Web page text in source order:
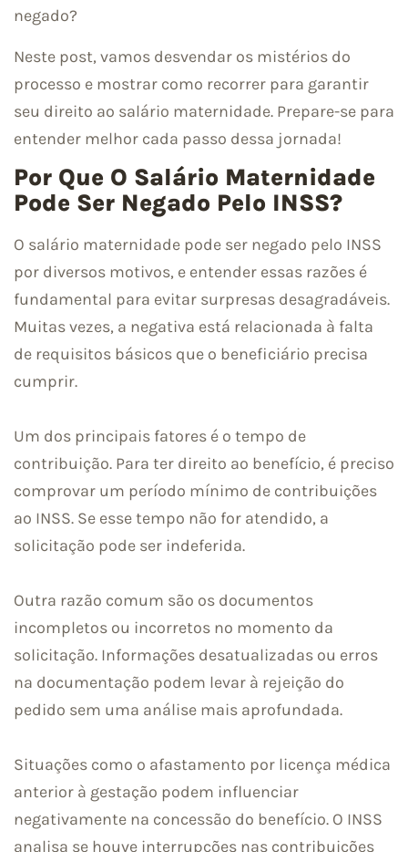
negado?
Neste post, vamos desvendar os mistérios do
processo e mostrar como recorrer para garantir
seu direito ao salário maternidade. Prepare-se para
entender melhor cada passo dessa jornada!
Por Que O Salário Maternidade
Pode Ser Negado Pelo INSS?
O salário maternidade pode ser negado pelo INSS
por diversos motivos, e entender essas razões é
fundamental para evitar surpresas desagradáveis.
Muitas vezes, a negativa está relacionada à falta
de requisitos básicos que o beneficiário precisa
cumprir.
Um dos principais fatores é o tempo de
contribuição. Para ter direito ao benefício, é preciso
comprovar um período mínimo de contribuições
ao INSS. Se esse tempo não for atendido, a
solicitação pode ser indeferida.
Outra razão comum são os documentos
incompletos ou incorretos no momento da
solicitação. Informações desatualizadas ou erros
na documentação podem levar à rejeição do
pedido sem uma análise mais aprofundada.
Situações como o afastamento por licença médica
anterior à gestação podem influenciar
negativamente na concessão do benefício. O INSS
analisa se houve interrupções nas contribuições